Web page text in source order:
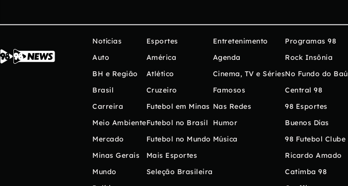
Notícias
Auto
BH e Região
Brasil
Carreira
Meio Ambiente
Mercado
Minas Gerais
Mundo
Esportes
América
Atlético
Cruzeiro
Futebol em Minas
Futebol no Brasil
Futebol no Mundo
Mais Esportes
Seleção Brasileira
Entretenimento
Agenda
Cinema, TV e Séries
Famosos
Nas Redes
Humor
Música
Programas 98
Rock Insônia
No Fundo do Baú
Central 98
98 Esportes
Buenos Días
98 Futebol Clube
Ricardo Amado
Catimba 98